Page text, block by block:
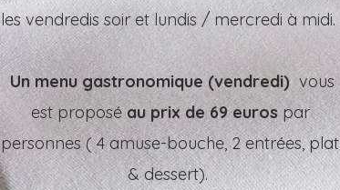
les vendredis soir et lundis / mercredi à midi.
Un menu gastronomique (vendredi)vous
est proposéau prix de 69 eurospar
personnes ( 4 amuse-bouche, 2 entrées, plat
& dessert).